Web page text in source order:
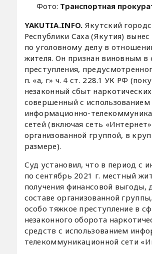
Фото: Транспортная
YAKUTIA.INFO. Якутский
Республики Саха (Якутия)
по уголовному делу в
жителя. Он признан виновным в
преступления,
п. «а, г» ч. 4 ст. 228.1 УК РФ
незаконный сбыт
совершенный с использованием
информационно-
сетей (включая сеть
организованной группой, в
размере).
Суд установил, что в период с
по сентябрь 2021 г. местный
получения финансовой выгоды,
составе организованной
особо тяжкое преступление в
незаконного оборота
средств с использованием
телекоммуникационной сети